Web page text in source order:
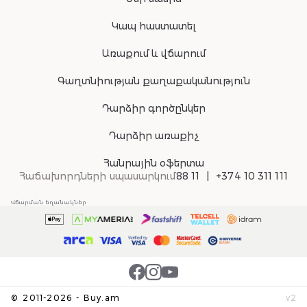
Կապ հաստատել
Առաքում և վճարում
Գաղտնիության քաղաքականություն
Դարձիր գործընկեր
Դարձիր առաքիչ
Հանրային օֆերտա
Հաճախորդների սպասարկում88 11 +374 10 311 111
© 2011-2026 - Buy.am v2
Վճարման եղանակներ